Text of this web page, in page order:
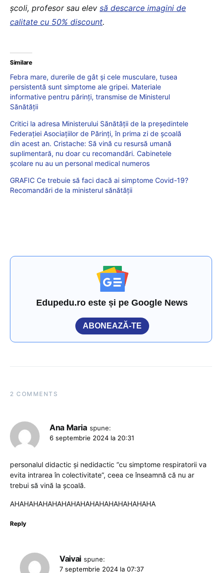
școli, profesor sau elev să descarce imagini de
calitate cu 50% discount.
Similare
Febra mare, durerile de gât și cele musculare, tusea
persistentă sunt simptome ale gripei. Materiale
informative pentru părinți, transmise de Ministerul
Sănătății
Critici la adresa Ministerului Sănătății de la președintele
Federației Asociațiilor de Părinți, în prima zi de școală
din acest an. Cristache: Să vină cu resursă umană
suplimentară, nu doar cu recomandări. Cabinetele
școlare nu au un personal medical numeros
GRAFIC Ce trebuie să faci dacă ai simptome Covid-19?
Recomandări de la ministerul sănătății
Edupedu.ro este și pe Google News
ABONEAZĂ-TE
2 COMMENTS
Ana Maria spune:
6 septembrie 2024 la 20:31
personalul didactic și nedidactic “cu simptome respiratorii va
evita intrarea în colectivitate”, ceea ce înseamnă că nu ar
trebui să vină la școală.
AHAHAHAHAHAHAHAHAHAHAHAHAHAHAHA
Reply
Vaivai spune:
7 septembrie 2024 la 07:37